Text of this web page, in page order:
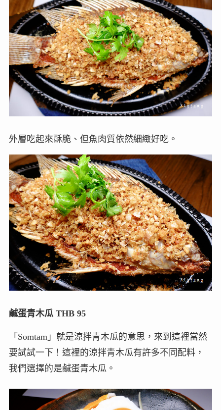
外層吃起來酥脆、但魚肉質依然細緻好吃。
鹹蛋青木瓜 THB 95
「Somtam」就是涼拌青木瓜的意思，來到這裡當然
要試試一下！這裡的涼拌青木瓜有許多不同配料，
我們選擇的是鹹蛋青木瓜。